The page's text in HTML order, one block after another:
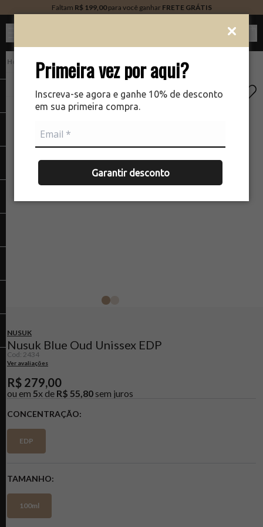
Primeira vez por aqui?
Inscreva-se agora e ganhe 10% de desconto
em sua primeira compra.
Garantir desconto
Faltam R$ 199,00para você ganhar FRETE GRÁTIS
PERFUMARIA
NUSUK
Nusuk Blue Oud Unissex EDP
Cod: 2434
Ver avaliações
R$ 279,00
ou em 5x de R$ 55,80 sem juros
CONCENTRAÇÃO
EDP
TAMANHO
100ml